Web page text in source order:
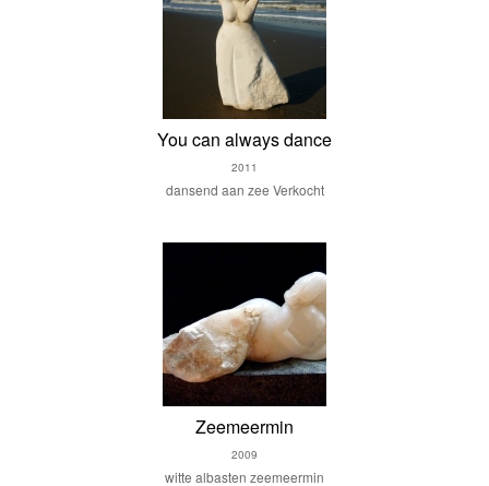
You can always dance
2011
dansend aan zee Verkocht
Zeemeermin
2009
witte albasten zeemeermin